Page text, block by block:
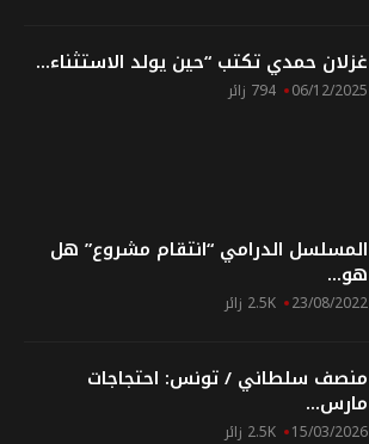
غزلان حمدي تكتب “حين يولد الاستثناء...
06/12/2025 794 زائر
المسلسل الدرامي “انتقام مشروع” هل
هو...
23/08/2022 2.5K زائر
منصف سلطاني / تونس: احتجاجات
مارس...
15/03/2026 2.5K زائر